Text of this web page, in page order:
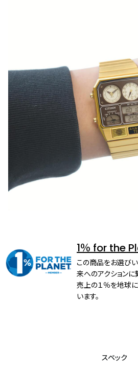
1％ for the
この商品をお選び
来へのアクション
売上の１％を地球
います。
スペック